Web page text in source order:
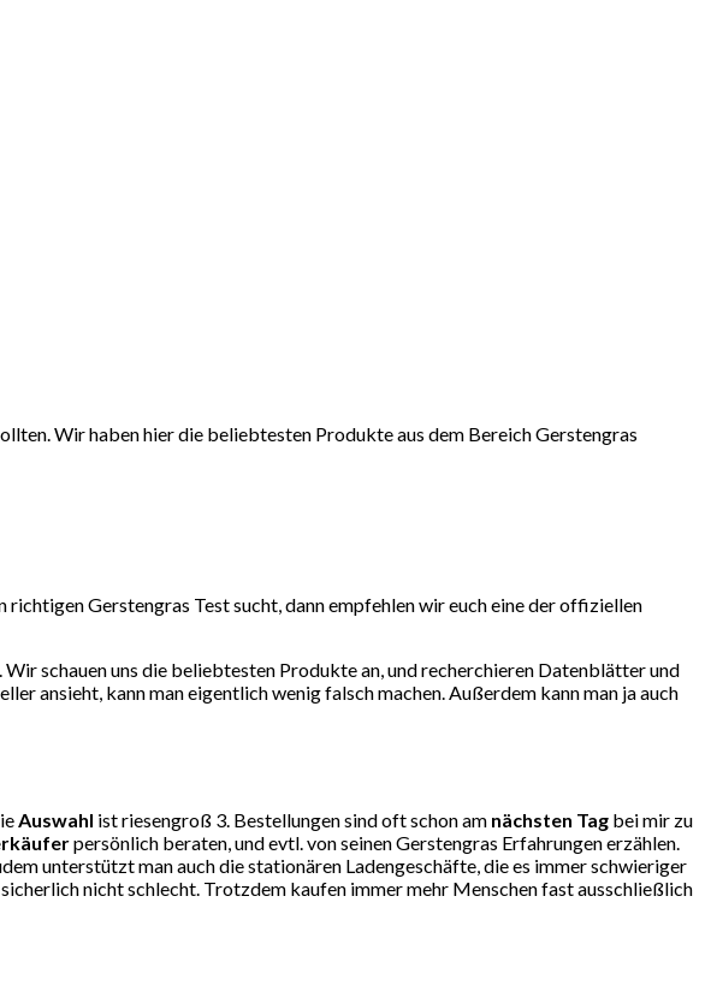
Wir haben hier die beliebtesten Produkte aus dem Bereich Gerstengras
Gerstengras Test sucht, dann empfehlen wir euch eine der offiziellen
schauen uns die beliebtesten Produkte an, und recherchieren Datenblätter und
ansieht, kann man eigentlich wenig falsch machen. Außerdem kann man ja auch
Auswahl ist riesengroß 3. Bestellungen sind oft schon am nächsten Tag bei mir zu
persönlich beraten, und evtl. von seinen Gerstengras Erfahrungen erzählen.
unterstützt man auch die stationären Ladengeschäfte, die es immer schwieriger
nicht schlecht. Trotzdem kaufen immer mehr Menschen fast ausschließlich